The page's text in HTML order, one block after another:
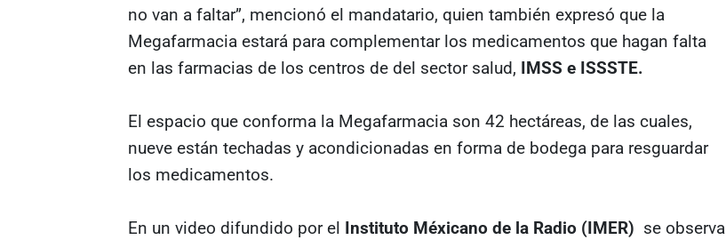
no van a faltar”, mencionó el mandatario, quien también expresó que la
Megafarmacia estará para complementar los medicamentos que hagan falta
en las farmacias de los centros de del sector salud, IMSS e ISSSTE.
El espacio que conforma la Megafarmacia son 42 hectáreas, de las cuales,
nueve están techadas y acondicionadas en forma de bodega para resguardar
los medicamentos.
En un video difundido por el Instituto Méxicano de la Radio (IMER) se observa